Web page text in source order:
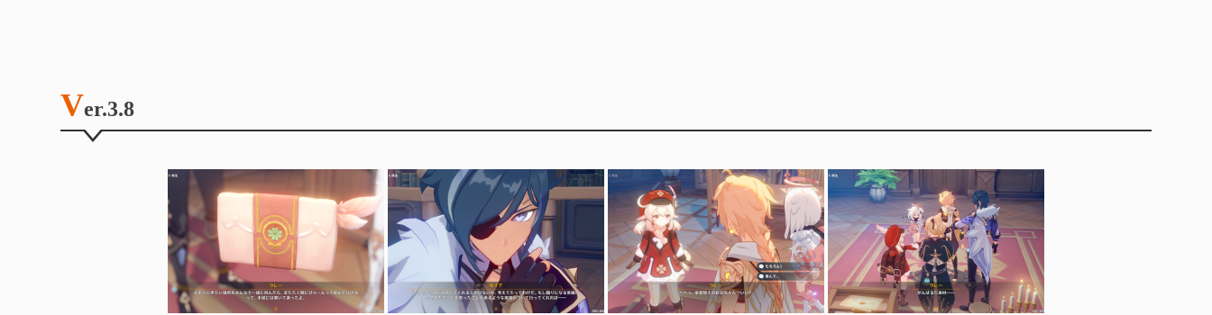
Ver.2.6
Ver.2.5
ヨォーヨの曲芸
速度163%放浪者
荒瀧一斗についてインタビューしてみた
荒瀧一斗1凸講座&ゴロー凸比較
放浪者飛行テクニック
AngelBeats次回予告パロディ モンド編
Ver.3.8